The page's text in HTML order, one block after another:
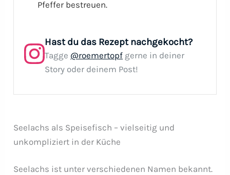
Pfeffer bestreuen.
Hast du das Rezept nachgekocht?
Tagge @roemertopf gerne in deiner
Story oder deinem Post!
Seelachs als Speisefisch – vielseitig und
unkompliziert in der Küche
Seelachs ist unter verschiedenen Namen bekannt.